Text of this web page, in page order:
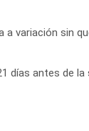
a variación sin
días antes de la